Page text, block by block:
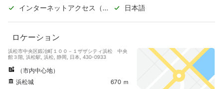
インターネットアクセス（無
日本語
ロケーション
浜松市中央区鍛冶町１００－１ザザシティ浜松 中央
館３階, 浜松駅, 浜松, 静岡, 日本, 430-0933
（市内中心地）
浜松城
670 ｍ